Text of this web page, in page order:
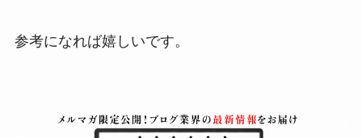
参考になれば嬉しいです。